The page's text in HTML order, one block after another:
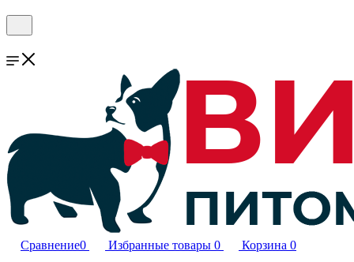
Сравнение0 Избранные товары 0 Корзина 0